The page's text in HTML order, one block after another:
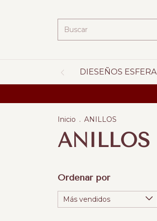
DIESEÑOS ESFERA
Inicio . ANILLOS
ANILLOS
Ordenar por